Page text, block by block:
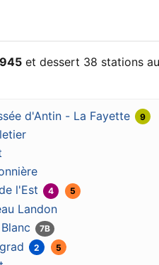
et dessert 38 stations
d'Antin - La Fayette 9
l'Est
4 5
Landon
7B
2 5